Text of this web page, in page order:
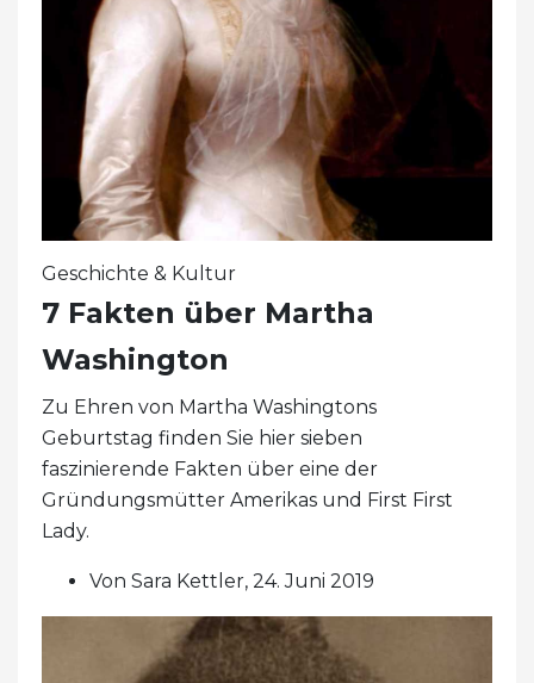
Geschichte & Kultur
7 Fakten über Martha
Washington
Zu Ehren von Martha Washingtons
Geburtstag finden Sie hier sieben
faszinierende Fakten über eine der
Gründungsmütter Amerikas und First First
Lady.
Von Sara Kettler, 24. Juni 2019